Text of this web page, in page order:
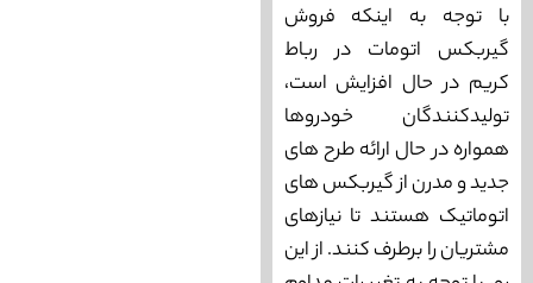
با توجه به اینکه فروش
گیربکس اتومات در رباط
کریم در حال افزایش است،
تولیدکنندگان خودروها
همواره در حال ارائه طرح‌ های
جدید و مدرن از گیربکس ‌های
اتوماتیک هستند تا نیازهای
مشتریان را برطرف کنند. از این